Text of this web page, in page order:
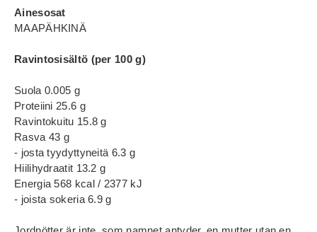
Ainesosat
MAAPÄHKINÄ
Ravintosisältö (per 100 g)
Suola 0.005 g
Proteiini 25.6 g
Ravintokuitu 15.8 g
Rasva 43 g
- josta tyydyttyneitä 6.3 g
Hiilihydraatit 13.2 g
Energia 568 kcal / 2377 kJ
- joista sokeria 6.9 g